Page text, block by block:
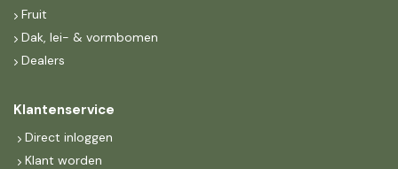
Fruit
Dak, lei- & vormbomen
Dealers
Klantenservice
Direct inloggen
Klant worden